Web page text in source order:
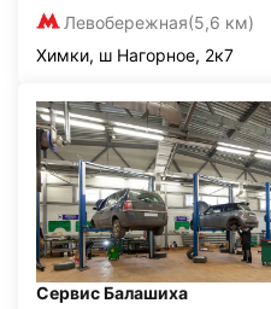
Левобережная(5,6 км)
Химки, ш Нагорное, 2к7
Сервис Балашиха